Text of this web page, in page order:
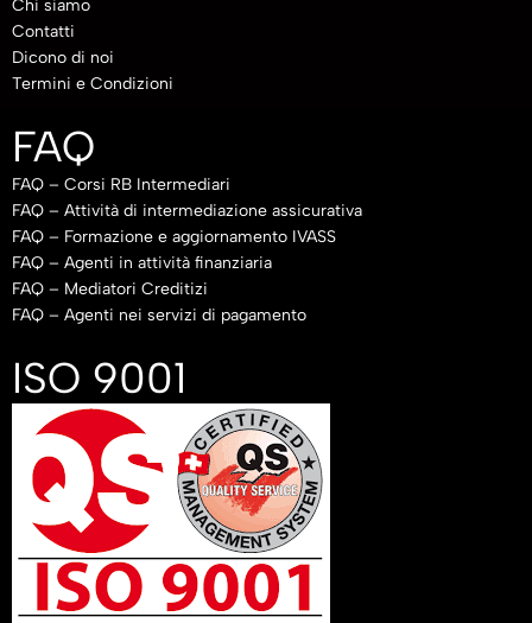
Chi siamo
Contatti
Dicono di noi
Termini e Condizioni
FAQ
FAQ – Corsi RB Intermediari
FAQ – Attività di intermediazione assicurativa
FAQ – Formazione e aggiornamento IVASS
FAQ – Agenti in attività finanziaria
FAQ – Mediatori Creditizi
FAQ – Agenti nei servizi di pagamento
ISO 9001